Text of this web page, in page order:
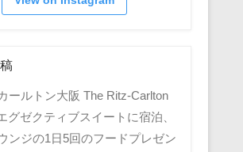
ールトン大阪 The Ritz-Carlton
グゼクティブスイートに宿泊、
ンジの1日5回のフードプレゼン